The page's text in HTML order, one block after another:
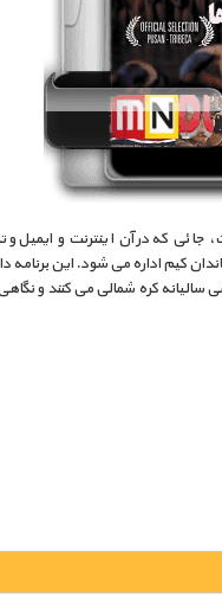
که در آن اینترنت و ایمیل و
کیم اداره می شود. این برنامه
کره شمالی می کنند و